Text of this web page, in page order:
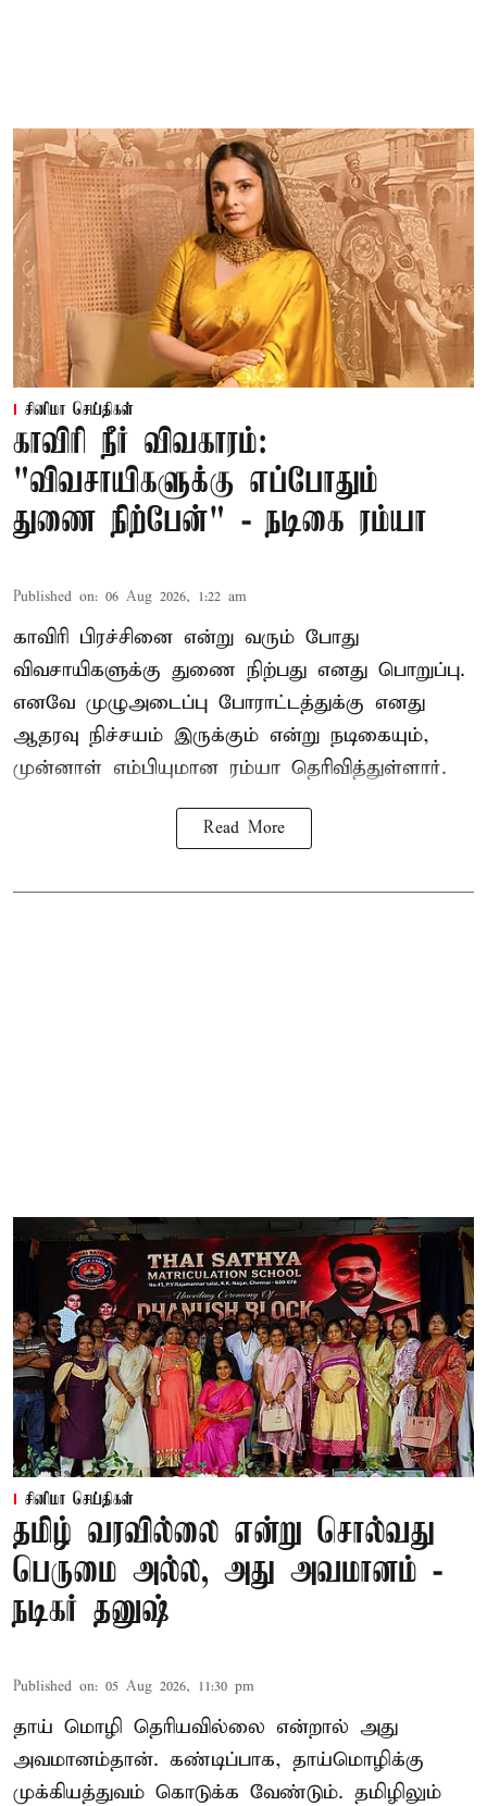
சினிமா செய்திகள்
காவிரி நீர் விவகாரம்:
"விவசாயிகளுக்கு எப்போதும்
துணை நிற்பேன்" - நடிகை ரம்யா
Published on: 06 Aug 2026, 1:22 am
காவிரி பிரச்சினை என்று வரும் போது
விவசாயிகளுக்கு துணை நிற்பது எனது பொறுப்பு.
எனவே முழுஅடைப்பு போராட்டத்துக்கு எனது
ஆதரவு நிச்சயம் இருக்கும் என்று நடிகையும்,
முன்னாள் எம்பியுமான ரம்யா தெரிவித்துள்ளார்.
Read More
சினிமா செய்திகள்
தமிழ் வரவில்லை என்று சொல்வது
பெருமை அல்ல, அது அவமானம் -
நடிகர் தனுஷ்
Published on: 05 Aug 2026, 11:30 pm
தாய் மொழி தெரியவில்லை என்றால் அது
அவமானம்தான். கண்டிப்பாக, தாய்மொழிக்கு
முக்கியத்துவம் கொடுக்க வேண்டும். தமிழிலும்